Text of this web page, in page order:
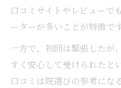
口コミサイトやレビューで
ーターが多いことが特徴です
一方で、初回は緊張したが
すく安心して受けられたと
口コミは院選びの参考にな